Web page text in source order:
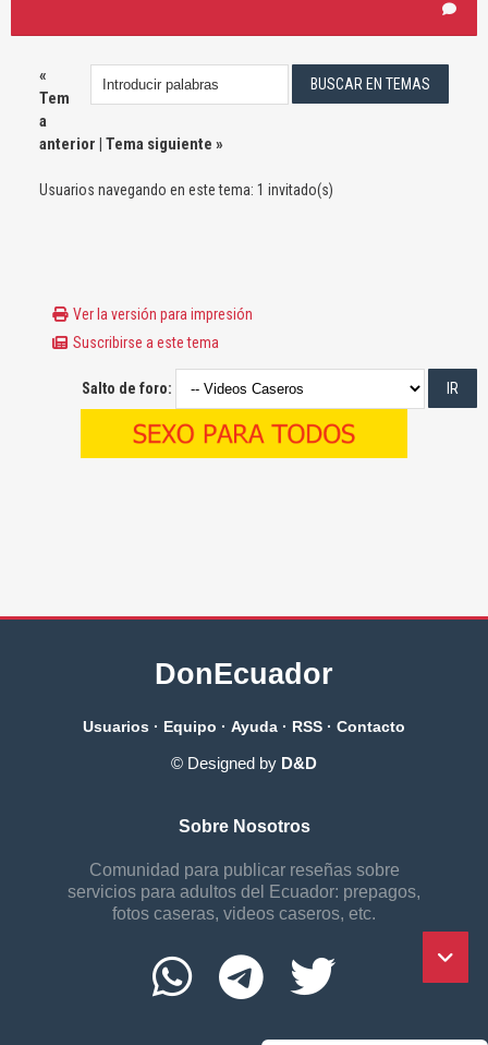
«
Tem
a
anterior | Tema siguiente »
Usuarios navegando en este tema: 1 invitado(s)
Ver la versión para impresión
Suscribirse a este tema
Salto de foro:
DonEcuador
Usuarios · Equipo · Ayuda · RSS · Contacto
© Designed by D&D
Sobre Nosotros
Comunidad para publicar reseñas sobre
servicios para adultos del Ecuador: prepagos,
fotos caseras, videos caseros, etc.